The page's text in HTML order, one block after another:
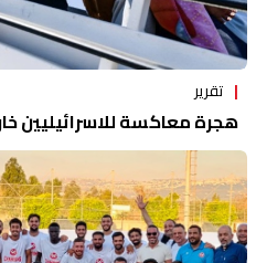
تقرير
هجرة معاكسة للاسرائيليين